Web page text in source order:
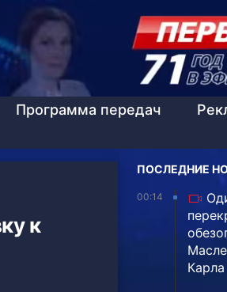
Программа передач
к
ПОСЛЕДНИЕ
00:14